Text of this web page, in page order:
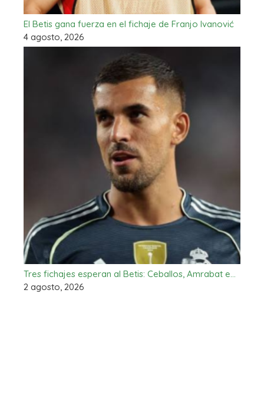
El Betis gana fuerza en el fichaje de Franjo Ivanović
4 agosto, 2026
Tres fichajes esperan al Betis: Ceballos, Amrabat e…
2 agosto, 2026